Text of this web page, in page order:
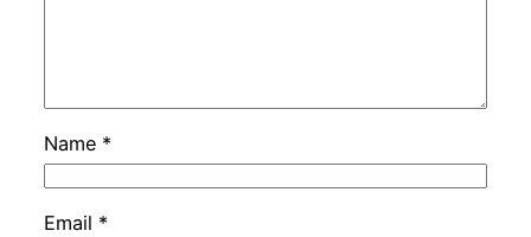
Name *
Email *